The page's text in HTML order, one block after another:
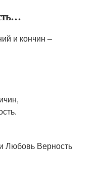
и кончин –
Любовь Верность